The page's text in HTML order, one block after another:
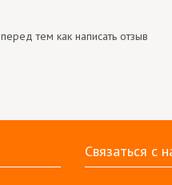
перед тем как написать отзыв
Связаться с